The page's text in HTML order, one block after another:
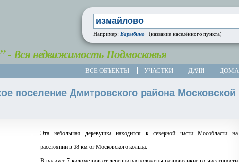
- Вся недвижимость Подмосковья
ВСЕ ОБЪЕКТЫ УЧАСТКИ ДАЧИ ДОМА
Например: Барыбино (название населённого пункта)
поселение Дмитровского района Московской
Эта небольшая деревушка находится в северной части Мособласти на
расстоянии в 68 км от Московского кольца.
В радиусе 7 километров от деревни расположены разновеликие по численности